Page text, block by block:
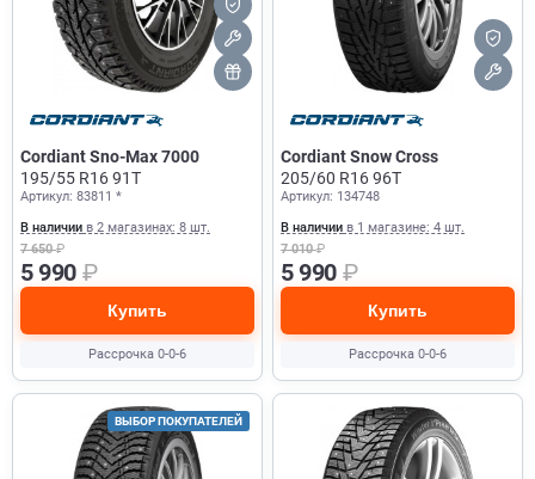
Cordiant Sno-Max 7000
195/55 R16 91T
Артикул: 83811 *
В наличии в 2 магазинах: 8 шт.
7 650₽
5 990 ₽
Купить
Рассрочка 0-0-6
Cordiant Snow Cross
205/60 R16 96T
Артикул: 134748
В наличии в 1 магазине: 4 шт.
7 010₽
5 990 ₽
Купить
Рассрочка 0-0-6
ВЫБОР ПОКУПАТЕЛЕЙ